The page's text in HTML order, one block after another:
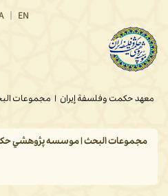
EN
معهد حكمت وفلسفة إيران | مجموعات
مجموعات البحث | موسسه پژوهشي